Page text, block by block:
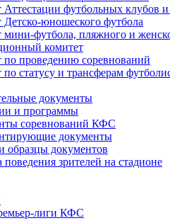
Аттестации футбольных клубов
Детско-юношеского футбола
мини-футбола, пляжного и
комитет
по проведению соревнований
статусу и трансферам
документы
и программы
соревнований КФС
документы
образцы документов
зрителей на стадионе
лиги КФС